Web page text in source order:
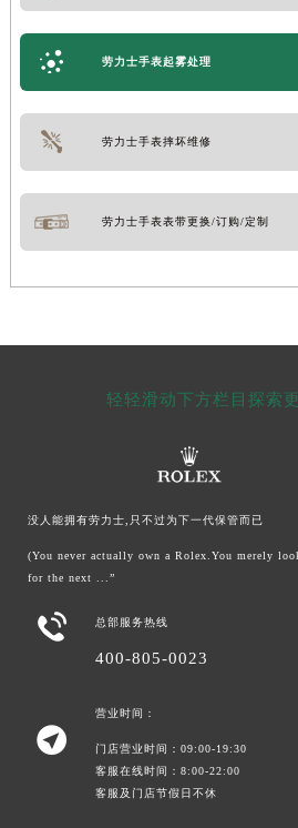
劳力士手表起雾处理
劳力士手表摔坏维修
劳力士手表表带更换/订购/定制
轻轻滑动下方栏目探索
没人能拥有劳力士,只不过为下一代保管而已
(You never actually own a Rolex.You merely
for the next ...”
 总部服务热线
400-805-0023

营业时间：
门店营业时间：09:00-19:30
客服在线时间：8:00-22:00
客服及门店节假日不休